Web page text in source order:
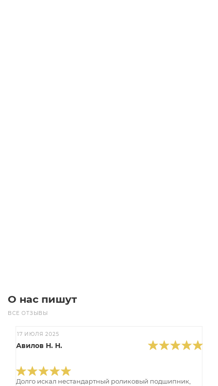
О нас пишут
ВСЕ ОТЗЫВЫ
17 ИЮЛЯ 2025
Авилов Н. Н.
Долго искал нестандартный роликовый подшипник,